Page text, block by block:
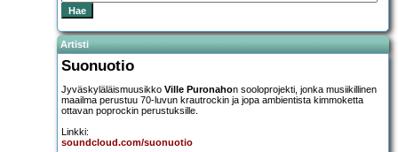
Artisti
Suonuotio
Jyväskyläläismuusikko Ville Puronahon sooloprojekti, jonka musiikillinen
maailma perustuu 70-luvun krautrockin ja jopa ambientista kimmoketta
ottavan poprockin perustuksille.
Linkki:
soundcloud.com/suonuotio